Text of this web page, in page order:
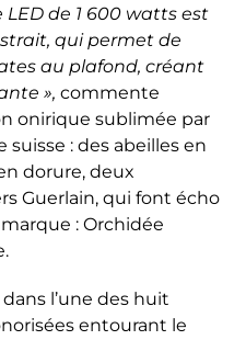
LED de 1 600 watts est
qui permet de
au plafond, créant
», commente
onirique sublimée par
suisse : des abeilles en
dorure, deux
Guerlain, qui font écho
: Orchidée
l’une des huit
entourant le